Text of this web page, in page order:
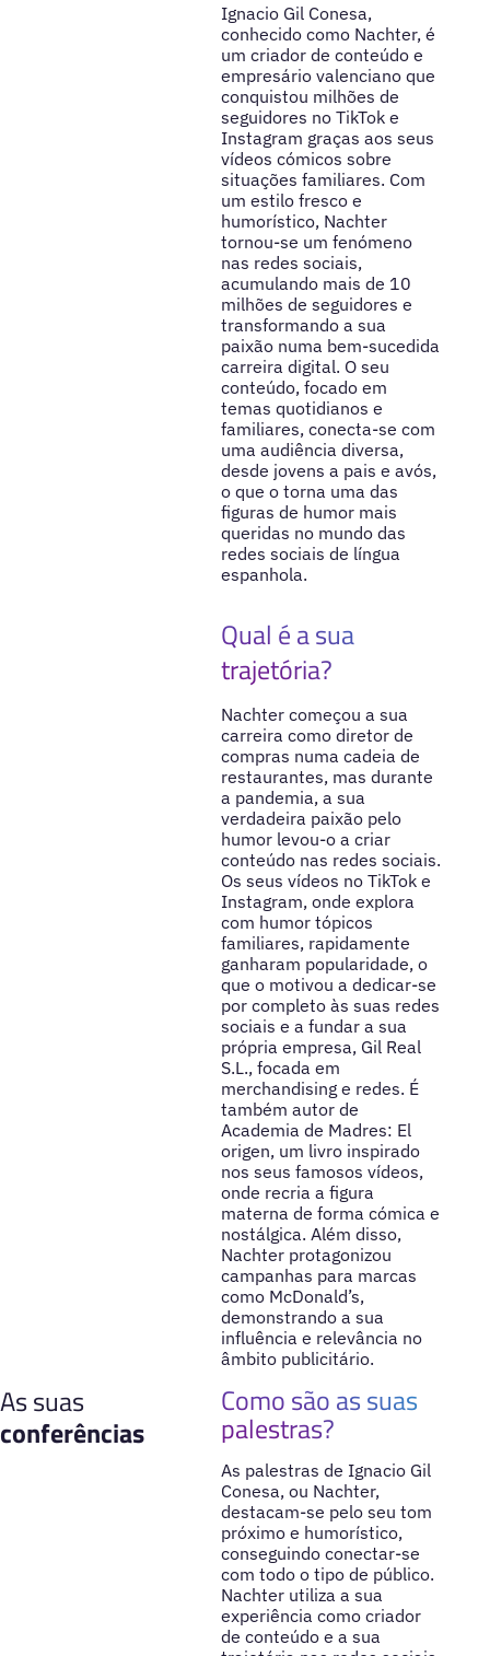
Ignacio Gil Conesa,
conhecido como Nachter, é
um criador de conteúdo e
empresário valenciano que
conquistou milhões de
seguidores no TikTok e
Instagram graças aos seus
vídeos cómicos sobre
situações familiares. Com
um estilo fresco e
humorístico, Nachter
tornou-se um fenómeno
nas redes sociais,
acumulando mais de 10
milhões de seguidores e
transformando a sua
paixão numa bem-sucedida
carreira digital. O seu
conteúdo, focado em
temas quotidianos e
familiares, conecta-se com
uma audiência diversa,
desde jovens a pais e avós,
o que o torna uma das
figuras de humor mais
queridas no mundo das
redes sociais de língua
espanhola.
Qual é a sua
trajetória?
Nachter começou a sua
carreira como diretor de
compras numa cadeia de
restaurantes, mas durante
a pandemia, a sua
verdadeira paixão pelo
humor levou-o a criar
conteúdo nas redes sociais.
Os seus vídeos no TikTok e
Instagram, onde explora
com humor tópicos
familiares, rapidamente
ganharam popularidade, o
que o motivou a dedicar-se
por completo às suas redes
sociais e a fundar a sua
própria empresa, Gil Real
S.L., focada em
merchandising e redes. É
também autor de
Academia de Madres: El
origen, um livro inspirado
nos seus famosos vídeos,
onde recria a figura
materna de forma cómica e
nostálgica. Além disso,
Nachter protagonizou
campanhas para marcas
como McDonald’s,
demonstrando a sua
influência e relevância no
âmbito publicitário.
As suas
conferências
Como são as suas
palestras?
As palestras de Ignacio Gil
Conesa, ou Nachter,
destacam-se pelo seu tom
próximo e humorístico,
conseguindo conectar-se
com todo o tipo de público.
Nachter utiliza a sua
experiência como criador
de conteúdo e a sua